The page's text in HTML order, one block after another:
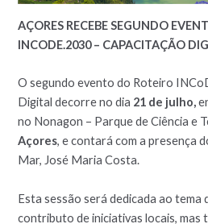
AÇORES RECEBE SEGUNDO
INCODE.2030 – CAPACITAÇÃO
O segundo evento do Roteiro
Digital decorre no dia 21 de julho,
no Nonagon – Parque de Ciência e
Açores, e contará com a presença
Mar, José Maria Costa.
Esta sessão será dedicada ao tema
contributo de iniciativas locais, mas